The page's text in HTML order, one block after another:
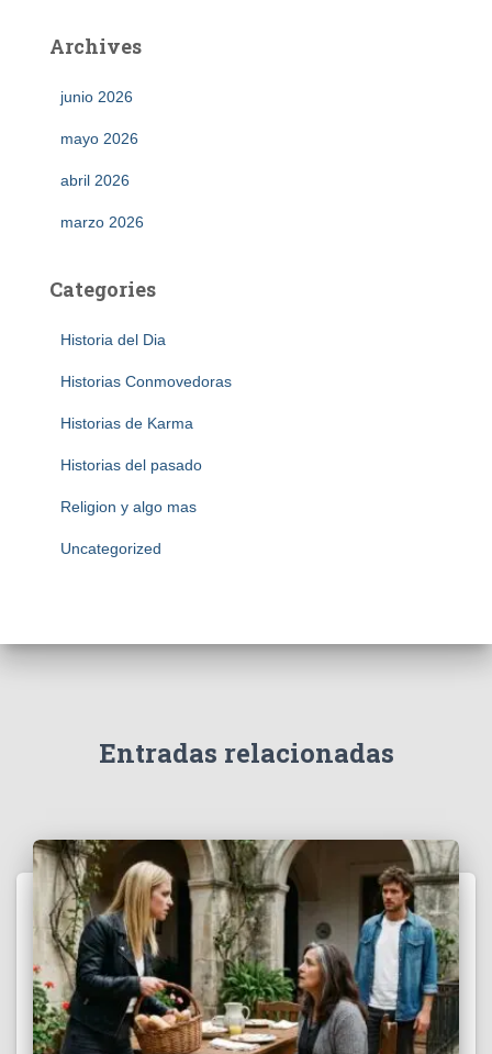
Archives
junio 2026
mayo 2026
abril 2026
marzo 2026
Categories
Historia del Dia
Historias Conmovedoras
Historias de Karma
Historias del pasado
Religion y algo mas
Uncategorized
Entradas relacionadas